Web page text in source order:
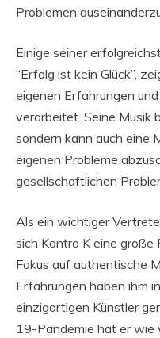
Problemen
Einige seiner
“Erfolg ist kein Glück”,
eigenen Erfahrungen
verarbeitet. Seine Musik
sondern kann auch eine
eigenen Probleme
gesellschaftlichen
Als ein wichtiger
sich Kontra K eine große
Fokus auf authentische
Erfahrungen haben ihm
einzigartigen Künstler
19-Pandemie hat er wie